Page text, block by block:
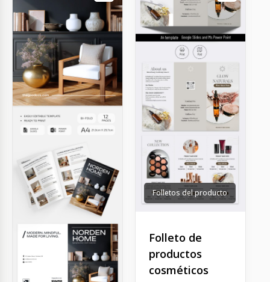
Folletos del producto
Folleto de
productos
cosméticos